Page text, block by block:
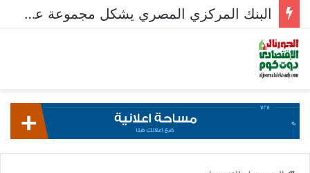
البنك المركزي المصري يشكل مجموعة عمل من الوزارات والجهات المعنية لإصدار تصنيف التمويل المستدام